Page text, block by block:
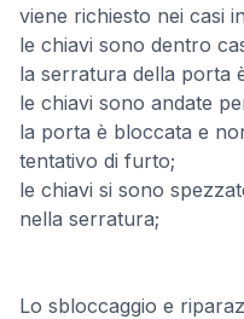
viene richiesto nei casi
le chiavi sono dentro
la serratura della porta
le chiavi sono andate
la porta è bloccata e
tentativo di furto;
le chiavi si sono
nella serratura;
Lo sbloccaggio e